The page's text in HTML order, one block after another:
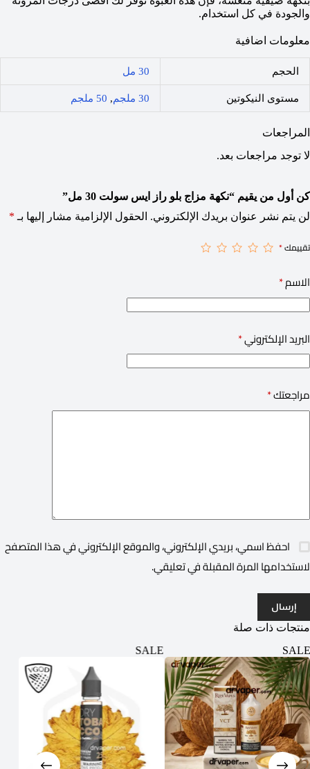
والجودة في كل استخدام.
معلومات اضافية
الحجم 30 مل
مستوى النيكوتين 30 ملجم , 50 ملجم
المراجعات
لا توجد مراجعات بعد.
كن أول من يقيم “نكهة مزاج بلو راز ايس سولت 30 مل”
لن يتم نشر عنوان بريدك الإلكتروني. الحقول الإلزامية مشار إليها بـ *
تقييمك*
الاسم*
البريد الإلكتروني*
مراجعتك*
احفظ اسمي، بريدي الإلكتروني، والموقع الإلكتروني في هذا المتصفح
لاستخدامها المرة المقبلة في تعليقي.
إرسال
منتجات ذات صلة
SALE
SALE